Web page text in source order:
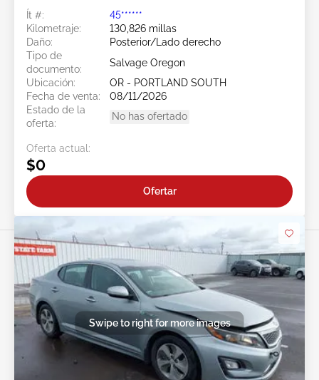
Ít #:
45******
Kilometraje:
130,826 millas
Daño:
Posterior/Lado derecho
Tipo de
documento:
Salvage Oregon
Ubicación:
OR - PORTLAND SOUTH
Fecha de venta:
08/11/2026
Estado de la
oferta:
No has ofertado
Oferta actual:
$0
Ofertar
Swipe to right for more images